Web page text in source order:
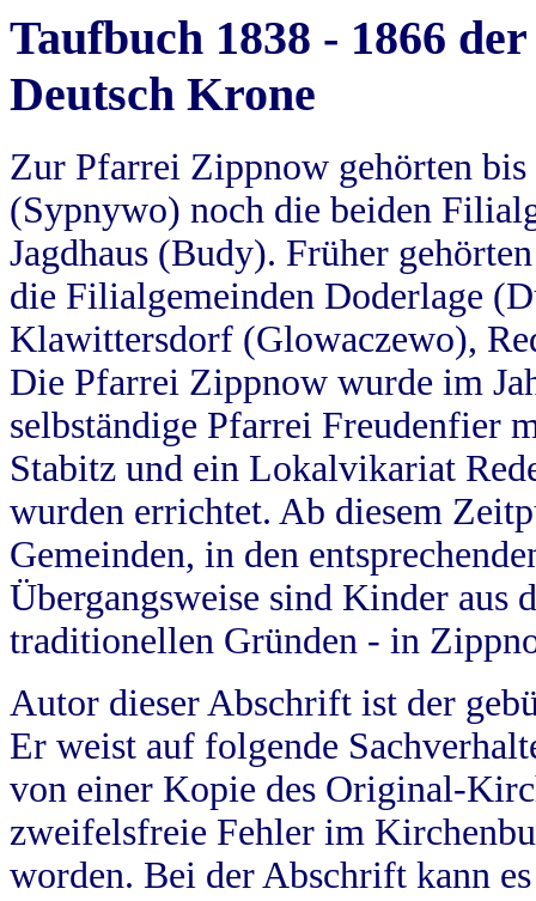
Taufbuch 1838 - 1866
Deutsch Krone
Zur Pfarrei Zippnow gehörten
(Sypnywo) noch die beiden
Jagdhaus (Budy). Früher
die Filialgemeinden Doderlage
Klawittersdorf (Glowaczewo),
Die Pfarrei Zippnow wurde im
selbständige Pfarrei Freudenfier
Stabitz und ein Lokalvikariat
wurden errichtet. Ab diesem
Gemeinden, in den
Übergangsweise sind Kinder aus
traditionellen Gründen - in
Autor dieser Abschrift ist der
Er weist auf folgende
von einer Kopie des Original-
zweifelsfreie Fehler im
worden. Bei der Abschrift kann